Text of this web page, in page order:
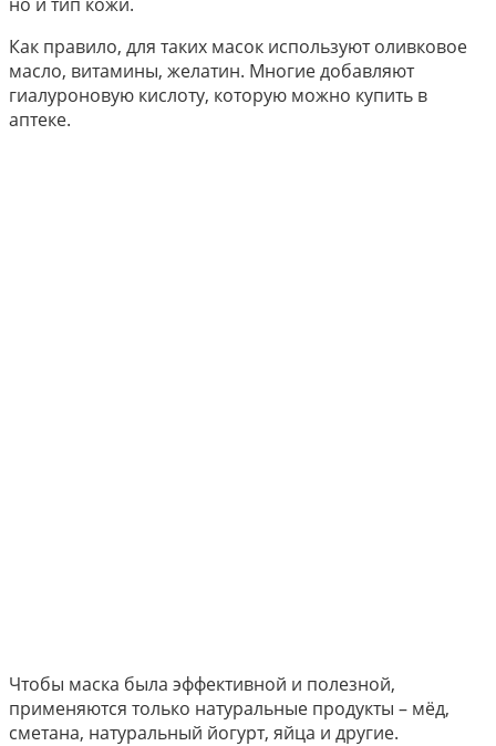
Как правило, для таких масок используют оливковое
масло, витамины, желатин. Многие добавляют
гиалуроновую кислоту, которую можно купить в
аптеке.
Чтобы маска была эффективной и полезной,
применяются только натуральные продукты – мёд,
сметана, натуральный йогурт, яйца и другие.